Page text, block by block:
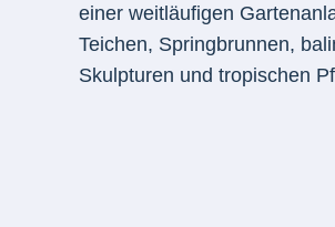
einer weitläufigen
Teichen, Springbrunnen,
Skulpturen und tropischen